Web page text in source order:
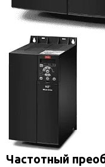
Частотный